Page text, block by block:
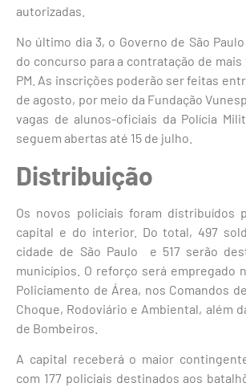
autorizadas.
No último dia 3, o Governo de São
do concurso para a contratação de mais
PM. As inscrições poderão ser feitas
de agosto, por meio da Fundação
vagas de alunos-oficiais da Polícia
seguem abertas até 15 de julho.
Distribuição
Os novos policiais foram distribuídos
capital e do interior. Do total, 497
cidade de São Paulo e 517 serão
municípios. O reforço será empregado
Policiamento de Área, nos Comandos
Choque, Rodoviário e Ambiental, além
de Bombeiros.
A capital receberá o maior
com 177 policiais destinados aos